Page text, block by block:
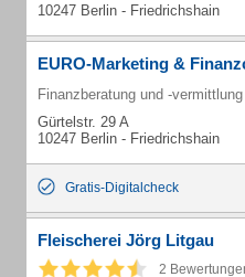
10247 Berlin - Friedrichshain
EURO-Marketing &
Finanzberatung und -vermittlung
Gürtelstr. 29 A
10247 Berlin - Friedrichshain
Gratis-Digitalcheck
Fleischerei Jörg Litgau
2